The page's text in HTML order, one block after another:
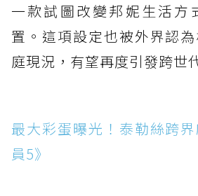
一款試圖改變邦妮生活方
置。這項設定也被外界認
庭現況，有望再度引發跨世
最大彩蛋曝光！泰勒絲跨
員5》